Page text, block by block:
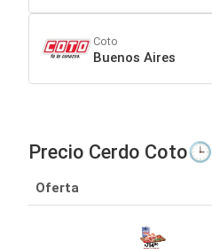
Coto
Buenos Aires
Precio Cerdo Coto🕒
Oferta